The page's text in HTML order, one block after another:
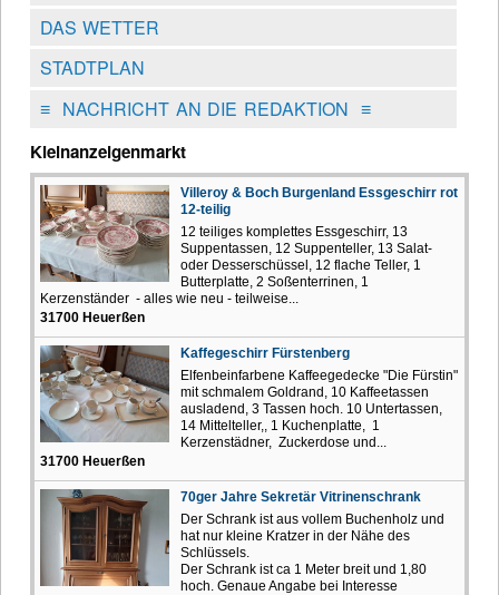
DAS WETTER
STADTPLAN
≡NACHRICHT AN DIE REDAKTION ≡
Kleinanzeigenmarkt
Villeroy & Boch Burgenland Essgeschirr rot
12-teilig
12 teiliges komplettes Essgeschirr, 13
Suppentassen, 12 Suppenteller, 13 Salat-
oder Desserschüssel, 12 flache Teller, 1
Butterplatte, 2 Soßenterrinen, 1
Kerzenständer - alles wie neu - teilweise...
31700 Heuerßen
Kaffegeschirr Fürstenberg
Elfenbeinfarbene Kaffeegedecke "Die Fürstin"
mit schmalem Goldrand, 10 Kaffeetassen
ausladend, 3 Tassen hoch. 10 Untertassen,
14 Mittelteller,, 1 Kuchenplatte, 1
Kerzenstädner, Zuckerdose und...
31700 Heuerßen
70ger Jahre Sekretär Vitrinenschrank
Der Schrank ist aus vollem Buchenholz und
hat nur kleine Kratzer in der Nähe des
Schlüssels.
Der Schrank ist ca 1 Meter breit und 1,80
hoch. Genaue Angabe bei Interesse